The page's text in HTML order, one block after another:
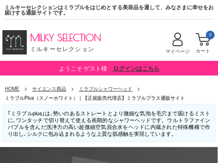
ミルキーセレクションはミラブルをはじめとする美容品を通して、みなさまに幸せをお
届けする通販サイトです。
MILKY SELECTION
ミルキーセレクション マイページ カート
0
ようこそ ゲスト様 ログインはこちら
HOME サイエンス商品
ミラブルシャワーヘッド
ミラブルPlus（スノーホワイト）｜【正規販売代理店】ミラブルプラス通販サイト
｢ミラブルplus｣は､勢いのあるストレートとより微細な気泡を毛穴まで届けるミスト
に､ワンタッチで切り替えて使える画期的なシャワーヘッドです。ウルトラファイン
バブルを含んだ洗浄力の高い超微細空気混合水をヘッドに内蔵された特殊機構で作
り出し､シルクに包み込まれるような上質な肌感触を実現しています。